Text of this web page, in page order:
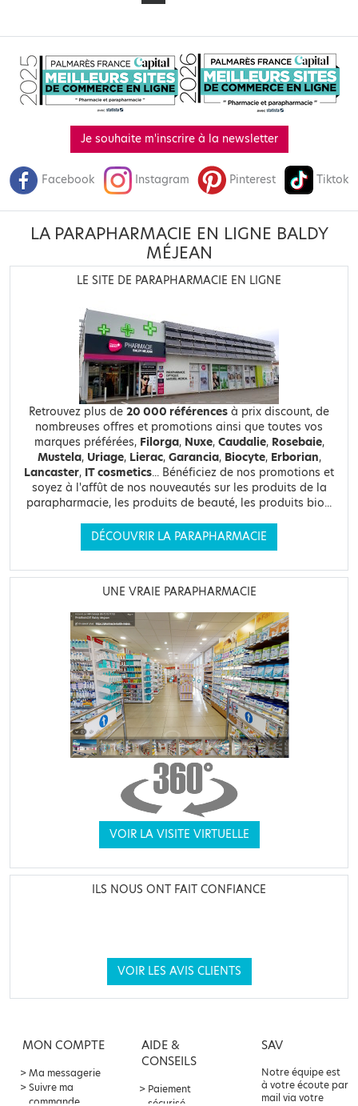
Je souhaite m'inscrire à la newsletter
Facebook Instagram Pinterest Tiktok
LA PARAPHARMACIE EN LIGNE BALDY
MÉJEAN
LE SITE DE PARAPHARMACIE EN LIGNE
Retrouvez plus de 20 000 références à prix discount, de
nombreuses offres et promotions ainsi que toutes vos
marques préférées, Filorga, Nuxe, Caudalie, Rosebaie,
Mustela, Uriage, Lierac, Garancia, Biocyte, Erborian,
Lancaster, IT cosmetics... Bénéficiez de nos promotions et
soyez à l'affût de nos nouveautés sur les produits de la
parapharmacie, les produits de beauté, les produits bio...
DÉCOUVRIR LA PARAPHARMACIE
UNE VRAIE PARAPHARMACIE
VOIR LA VISITE VIRTUELLE
ILS NOUS ONT FAIT CONFIANCE
VOIR LES AVIS CLIENTS
MON COMPTE
Ma messagerie
Suivre ma
commande
AIDE &
CONSEILS
Paiement
SAV
Notre équipe est
à votre écoute par
mail via votre